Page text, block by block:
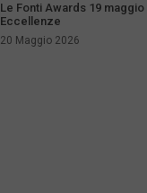
Le Fonti Awards 19
Eccellenze
20 Maggio 2026